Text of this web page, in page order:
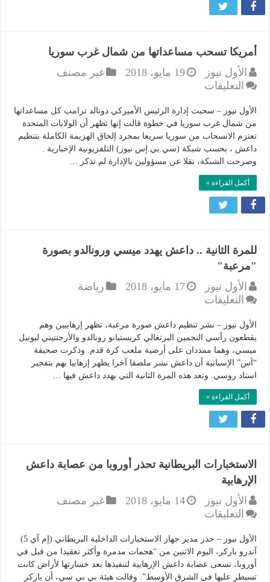
أمريكا تسحب مساعداتها من شمال غرب سوريا
الأول نيوز
19 مايو، 2018
غير مصنف
التعليقات
تسحب
مساعداتها
من
شمال
غرب
سوريا
مغلقة
الأول نيوز – سحبت إدارة الرئيس الأميركي دونالد ترامب كل مساعداتها
من شمال غرب سوريا في خطوة قالت إنها تظهر أن الولايات المتحدة
تعتزم الانسحاب من سوريا سريعا بمجرد إلحاق الهزيمة الكاملة بتنظيم
داعش ، بحسب شبكة (سي.بي.إس نيوز) التلفزيونية الإخبارية .
وصرحت الشبكة، نقلا عن مسؤولين بالإدارة لم تذكر …
أكمل القراءة »
للمرة الثانية .. داعش يهدد ميسي ورونالدو بصورة
"مرعبة"
الأول نيوز
17 مايو، 2018
رياضة
التعليقات
الثانية
..
داعش
يهدد
ميسي
ورونالدو
بصورة
الأول نيوز – نشر تنظيم داعش صورة مرعبة، تظهر إرهابيين وهم
يقطعون رأسي النجمين البرتغالي كريستيانو رونالدو والأرجنتيني ليونيل
ميسي، وهما ممددان على أرضية ملعب كرة قدم. وذكرت صحيفة
“آس” الإسبانية أن داعش نشر ملصقا آخرا يظهر إرهابيا يهم بتفجير
استاد روسي. وتعد هذه المرة الثانية التي يهدد داعش فيها …
أكمل القراءة »
الاستخبارات البريطانية تحذر أوروبا من عصابة داعش
الإرهابية
الأول نيوز
14 مايو، 2018
غير مصنف
التعليقات
البريطانية
تحذر
أوروبا
الأول نيوز – حذر مدير جهاز الاستخبارات الداخلية البريطاني (إم آي 5)
آندرو باركر، اليوم الاثنين من “هجمات مدمرة وأكثر تعقيدا من قبل في
أوروبا، تسعى عصابة داعش الإرهابية لتنفيذها بعد خسارتها لأراض كانت
تسيطر عليها في الشرق الأوسط”. وقالت هيئة بي بي سي، أن باركر